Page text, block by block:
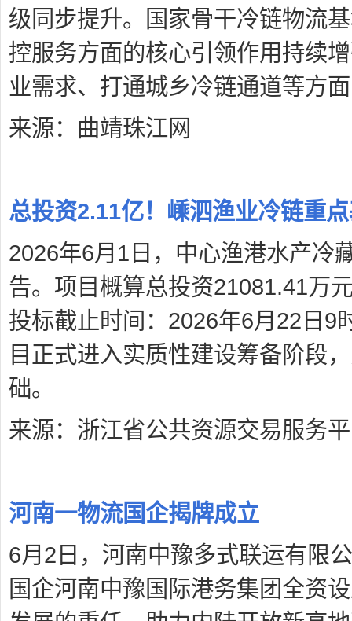
级同步提升。国家骨干冷链物流
控服务方面的核心引领作用持续
业需求、打通城乡冷链通道等方
来源：曲靖珠江网
总投资2.11亿！嵊泗渔业冷链重
2026年6月1日，中心渔港水产冷
告。项目概算总投资21081.41万
投标截止时间：2026年6月22日9
目正式进入实质性建设筹备阶段
础。
来源：浙江省公共资源交易服务
河南一物流国企揭牌成立
6月2日，河南中豫多式联运有限
国企河南中豫国际港务集团全资